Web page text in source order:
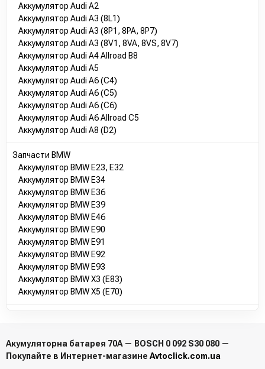
37110A100
37110GD200
37110GD200JD200
37110JD200
1E1218520
0045412801
0045412901
A0015410901
A0015413901
A0015414101
A0025414301
A0045412901
B441070D0MVA
12772122
560042
7700431820
7701381063
1J0915105AF
28800YZZHC
1363509
30659798
9139292
15410901
45412801
45412901
Аккумулятор Audi A2
Аккумулятор Audi A3 (8L1)
Аккумулятор Audi A3 (8P1, 8PA, 8P7)
Аккумулятор Audi A3 (8V1, 8VA, 8VS, 8V7)
Аккумулятор Audi A4 Allroad B8
Аккумулятор Audi A5
Аккумулятор Audi A6 (C4)
Аккумулятор Audi A6 (C5)
Аккумулятор Audi A6 (C6)
Аккумулятор Audi A6 Allroad C5
Аккумулятор Audi A8 (D2)
Запчасти BMW
Аккумулятор BMW E23, E32
Аккумулятор BMW E34
Аккумулятор BMW E36
Аккумулятор BMW E39
Аккумулятор BMW E46
Аккумулятор BMW E90
Аккумулятор BMW E91
Аккумулятор BMW E92
Аккумулятор BMW E93
Аккумулятор BMW X3 (E83)
Аккумулятор BMW X5 (E70)
Акумуляторна батарея 70А — BOSCH 0 092 S30 080 —
Покупайте в Интернет-магазине Avtoclick.com.ua